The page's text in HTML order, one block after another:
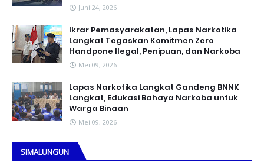
Juni 24, 2026
Ikrar Pemasyarakatan, Lapas Narkotika
Langkat Tegaskan Komitmen Zero
Handpone llegal, Penipuan, dan Narkoba
Mei 09, 2026
Lapas Narkotika Langkat Gandeng BNNK
Langkat, Edukasi Bahaya Narkoba untuk
Warga Binaan
Mei 09, 2026
SIMALUNGUN